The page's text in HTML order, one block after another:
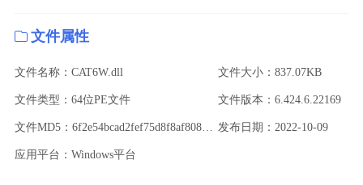
文件属性
文件名称：CAT6W.dll 文件大小：837.07KB
文件类型：64位PE文件 文件版本：6.424.6.22169
文件MD5：6f2e54bcad2fef75d8f8af80827ec57d 发布日期：2022-10-09
应用平台：Windows平台